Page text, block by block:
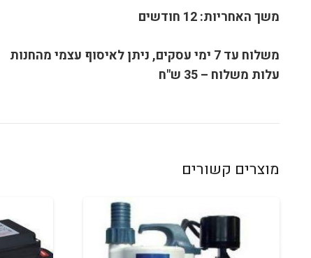
משך האחריות: 12 חודשים
משלוח עד 7 ימי עסקים, ניתן לאיסוף עצמי מהחנות
עלות משלוח – 35 ש"ח
מוצרים קשורים